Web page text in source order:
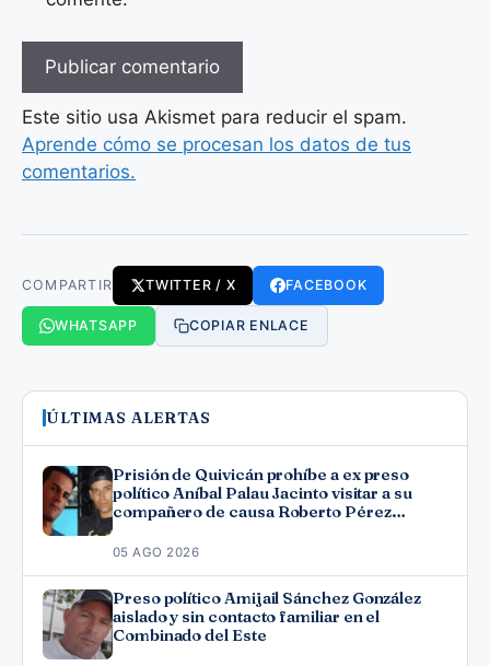
Este sitio usa Akismet para reducir el spam.
Aprende cómo se procesan los datos de tus
comentarios.
COMPARTIR TWITTER / X FACEBOOK
WHATSAPP COPIAR ENLACE
ÚLTIMAS ALERTAS
Prisión de Quivicán prohíbe a ex preso
político Aníbal Palau Jacinto visitar a su
compañero de causa Roberto Pérez
05 AGO 2026
Preso político Amijail Sánchez González
aislado y sin contacto familiar en el
Combinado del Este